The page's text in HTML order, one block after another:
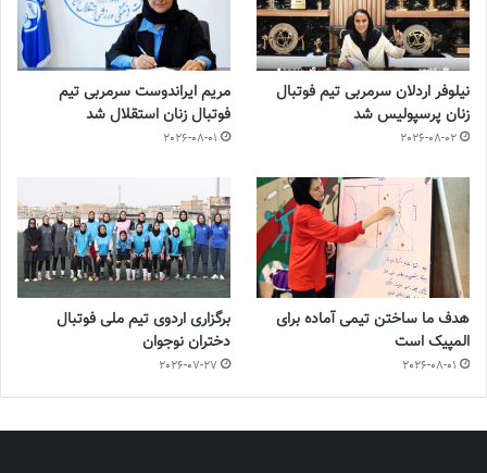
نیلوفر اردلان سرمربی تیم فوتبال
زنان پرسپولیس شد
2026-08-02
مریم ایراندوست سرمربی تیم
فوتبال زنان استقلال شد
2026-08-01
هدف ما ساختن تیمی آماده برای
المپیک است
2026-08-01
برگزاری اردوی تیم ملی فوتبال
دختران نوجوان
2026-07-27